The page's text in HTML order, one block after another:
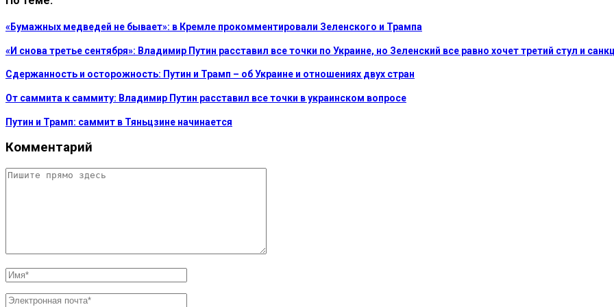
«Бумажных медведей не бывает»: в Кремле прокомментировали Зеленского и Трампа
«И снова третье сентября»: Владимир Путин расставил все точки по Украине, но Зеленский все равно хочет третий стул и
Сдержанность и осторожность: Путин и Трамп – об Украине и отношениях двух стран
От саммита к саммиту: Владимир Путин расставил все точки в украинском вопросе
Путин и Трамп: саммит в Тяньцзине начинается
Комментарий